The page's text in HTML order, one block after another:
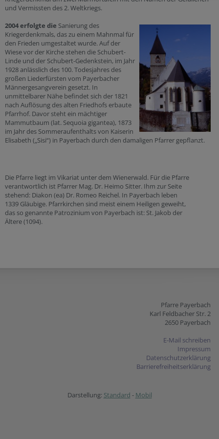
und Vermissten des 2. Weltkriegs.
2004 erfolgte die Sanierung des
Kriegerdenkmals, das zu einem Mahnmal für
den Frieden umgestaltet wurde. Auf der
Wiese vor der Kirche stehen die Schubert-
Linde und der Schubert-Gedenkstein, im Jahr
1928 anlässlich des 100. Todesjahres des
großen Liederfürsten vom Payerbacher
Männergesangverein gesetzt. In
unmittelbarer Nähe befindet sich der 1821
nach Auflösung des alten Friedhofs erbaute
Pfarrhof. Davor steht ein mächtiger
Mammutbaum (lat. Sequoia gigantea), 1873
im Jahr des Sommer­aufenthalts von Kaiserin
Elisabeth („Sisi“) in Payerbach durch den damaligen Pfarrer gepflanzt.
Die Pfarre liegt im Vikariat unter dem Wienerwald. Für die Pfarre
verantwortlich ist Pfarrer Mag. Dr. Heimo Sitter. Ihm zur Seite
stehend: Diakon (ea) Dr. Romeo Reichel. In Payerbach leben
1339 Gläubige. Pfarrkirchen sind meist einem Heiligen geweiht,
das so genannte Patrozinium von Payerbach ist: St. Jakob der
Ältere (1094).
Pfarre Payerbach
Karl Feldbacher Str. 2
2650 Payerbach
E-Mail schreiben
Impressum
Datenschutzerklärung
Barrierefreiheitserklärung
Darstellung: Standard - Mobil